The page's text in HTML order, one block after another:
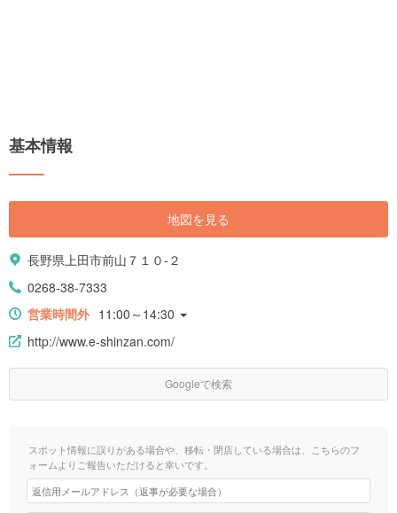
基本情報
地図を見る
長野県上田市前山７１０-２
0268-38-7333
営業時間外 11:00～14:30
http://www.e-shinzan.com/
Googleで検索
スポット情報に誤りがある場合や、移転・閉店している場合は、こちらのフ
ォームよりご報告いただけると幸いです。